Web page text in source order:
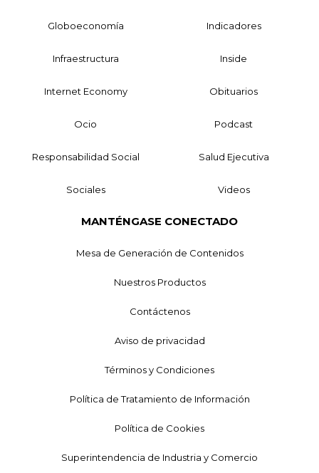
Globoeconomía Indicadores
Infraestructura Inside
Internet Economy Obituarios
Ocio Podcast
Responsabilidad Social Salud Ejecutiva
Sociales Videos
MANTÉNGASE CONECTADO
Mesa de Generación de Contenidos
Nuestros Productos
Contáctenos
Aviso de privacidad
Términos y Condiciones
Política de Tratamiento de Información
Política de Cookies
Superintendencia de Industria y Comercio